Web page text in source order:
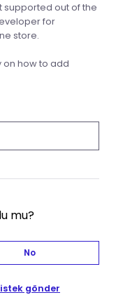
supported out of the
for
store.
on how to add
mu?
No
gönder